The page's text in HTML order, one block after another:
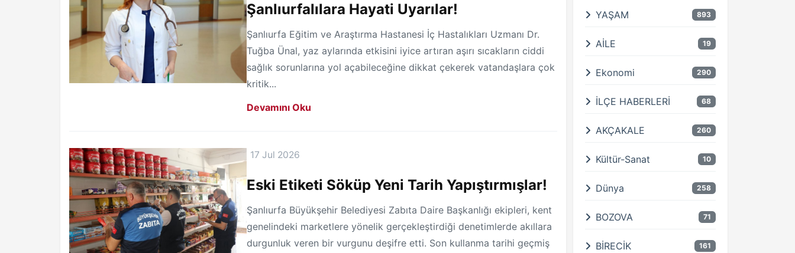
Şanlıurfalılara Hayati Uyarılar!
Şanlıurfa Eğitim ve Araştırma Hastanesi İç Hastalıkları Uzmanı Dr.
Tuğba Ünal, yaz aylarında etkisini iyice artıran aşırı sıcakların ciddi
sağlık sorunlarına yol açabileceğine dikkat çekerek vatandaşlara çok
kritik...
Devamını Oku
17 Jul 2026
Eski Etiketi Söküp Yeni Tarih Yapıştırmışlar!
Şanlıurfa Büyükşehir Belediyesi Zabıta Daire Başkanlığı ekipleri, kent
genelindeki marketlere yönelik gerçekleştirdiği denetimlerde akıllara
durgunluk veren bir vurgunu deşifre etti. Son kullanma tarihi geçmiş
YAŞAM 893
AİLE 19
Ekonomi 290
İLÇE HABERLERİ 68
AKÇAKALE 260
Kültür-Sanat 10
Dünya 258
BOZOVA 71
BİRECİK 161